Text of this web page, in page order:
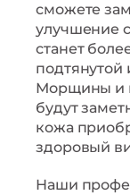
сможете
улучшение
станет
Морщины и
будут
кожа
здоровый
Наши